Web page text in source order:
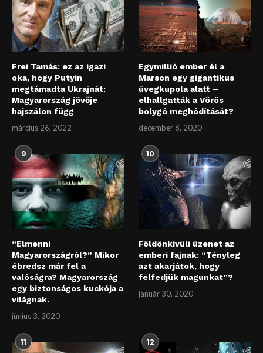
Frei Tamás: ez az igazi
oka, hogy Putyin
megtámadta Ukrajnát:
Magyarország jövője
hajszálon függ
március 26, 2022
Egymillió ember él a
Marson egy gigantikus
üvegkupola alatt –
elhallgatták a Vörös
bolygó meghódítását?
december 8, 2020
9
“Elmenni
Magyarországról?” Mikor
ébredsz már fel a
valóságra? Magyarország
egy biztonságos kuckója a
világnak.
június 3, 2020
10
Földönkívüli üzenet az
emberi fajnak: “Tényleg
azt akarjátok, hogy
felfedjük magunkat”?
január 30, 2020
11 12